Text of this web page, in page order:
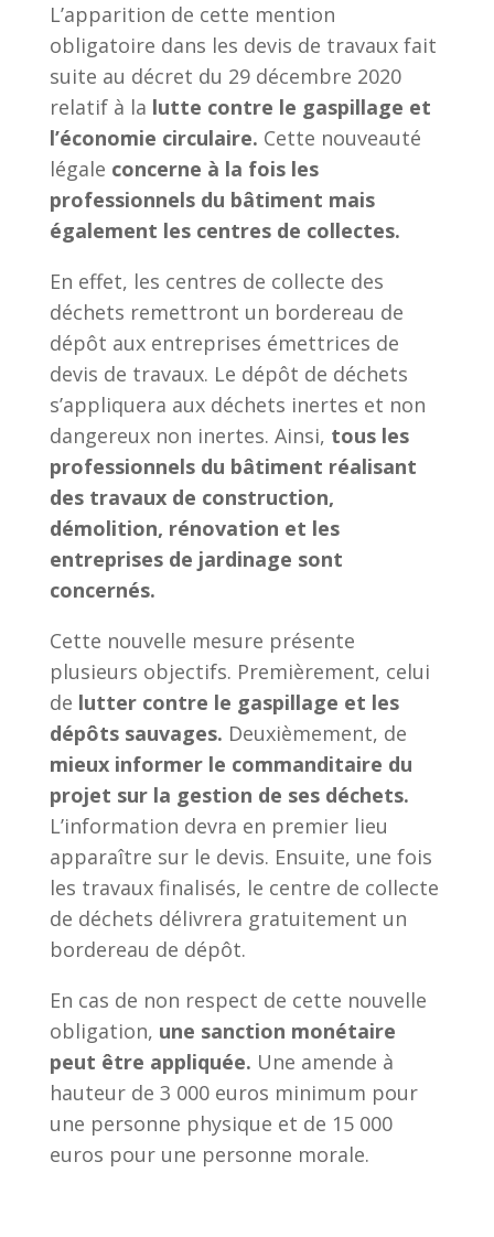
L’apparition de cette mention
obligatoire dans les devis de travaux fait
suite au décret du 29 décembre 2020
relatif à la lutte contre le gaspillage et
l’économie circulaire. Cette nouveauté
légale concerne à la fois les
professionnels du bâtiment mais
également les centres de collectes.
En effet, les centres de collecte des
déchets remettront un bordereau de
dépôt aux entreprises émettrices de
devis de travaux. Le dépôt de déchets
s’appliquera aux déchets inertes et non
dangereux non inertes. Ainsi, tous les
professionnels du bâtiment réalisant
des travaux de construction,
démolition, rénovation et les
entreprises de jardinage sont
concernés.
Cette nouvelle mesure présente
plusieurs objectifs. Premièrement, celui
de lutter contre le gaspillage et les
dépôts sauvages. Deuxièmement, de
mieux informer le commanditaire du
projet sur la gestion de ses déchets.
L’information devra en premier lieu
apparaître sur le devis. Ensuite, une fois
les travaux finalisés, le centre de collecte
de déchets délivrera gratuitement un
bordereau de dépôt.
En cas de non respect de cette nouvelle
obligation, une sanction monétaire
peut être appliquée. Une amende à
hauteur de 3 000 euros minimum pour
une personne physique et de 15 000
euros pour une personne morale.